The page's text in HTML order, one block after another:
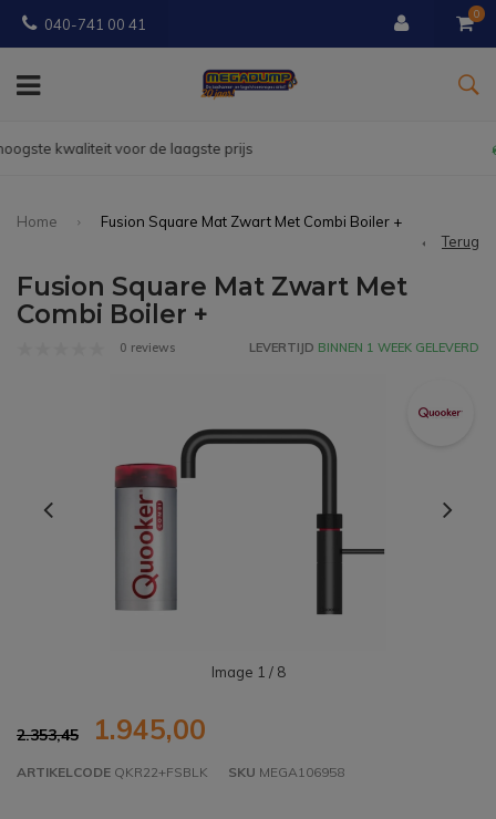
040-741 00 41
0
Gratisbezorgd vanaf € 150
Home
Fusion Square Mat Zwart Met Combi Boiler +
Terug
Fusion Square Mat Zwart Met
Combi Boiler +
0 reviews LEVERTIJD BINNEN 1 WEEK GELEVERD
Image 1 / 8
2.353,45 1.945,00
ARTIKELCODE QKR22+FSBLK SKU MEGA106958